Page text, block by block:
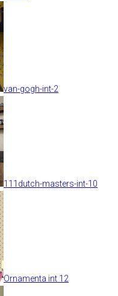
van-gogh-int-2
111dutch-masters-int-10
Ornamenta int 12